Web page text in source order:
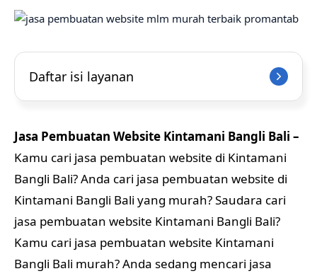
Daftar isi layanan
Jasa Pembuatan Website Kintamani Bangli Bali –
Kamu cari jasa pembuatan website di Kintamani
Bangli Bali? Anda cari jasa pembuatan website di
Kintamani Bangli Bali yang murah? Saudara cari
jasa pembuatan website Kintamani Bangli Bali?
Kamu cari jasa pembuatan website Kintamani
Bangli Bali murah? Anda sedang mencari jasa